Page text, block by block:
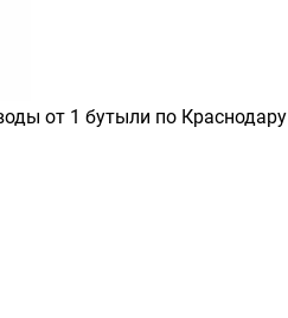
от 1 бутыли по Краснодару